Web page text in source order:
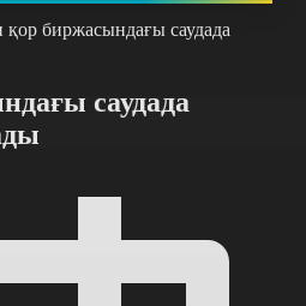
қор биржасындағы саудада
саудада